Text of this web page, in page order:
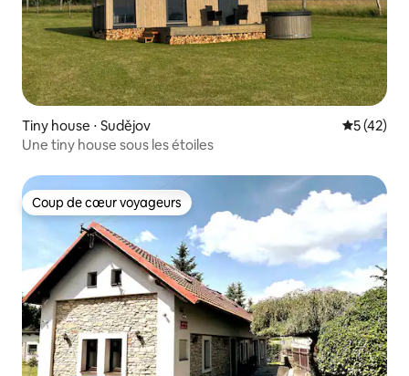
Tiny house ⋅ Sudějov
5 (42)
Une tiny house sous les étoiles
Coup de cœur voyageurs
Coup de cœur voyageurs